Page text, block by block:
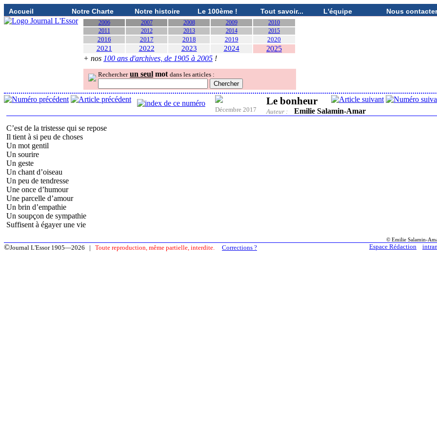
Accueil Notre Charte Notre histoire Le 100ème ! Tout savoir... L'équipe Nous contacter
2006 2007 2008 2009
2010
2011
2012 2013 2014 2015
2016 2017 2018 2019 2020
2021 2022 2023 2024
2025
+ nos 100 ans d'archives, de 1905 à 2005 !
Rechercher un seul mot dans les articles :
Décembre 2017
Le bonheur
Auteur : Emilie Salamin-Amar
C’est de la tristesse qui se repose
Il tient à si peu de choses
Un mot gentil
Un sourire
Un geste
Un chant d’oiseau
Un peu de tendresse
Une once d’humour
Une parcelle d’amour
Un brin d’empathie
Un soupçon de sympathie
Suffisent à égayer une vie
© Emilie Salamin-
Espace Rédaction
©Journal L'Essor 1905—2026 | Toute reproduction, même partielle, interdite. Corrections ?